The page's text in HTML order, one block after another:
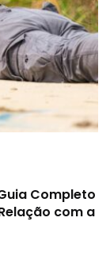
Completo
com a